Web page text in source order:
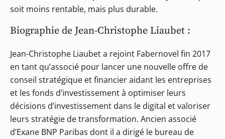
soit moins rentable, mais plus durable.
Biographie de Jean-Christophe Liaubet :
Jean-Christophe Liaubet a rejoint Fabernovel fin 2017
en tant qu’associé pour lancer une nouvelle offre de
conseil stratégique et financier aidant les entreprises
et les fonds d’investissement à optimiser leurs
décisions d’investissement dans le digital et valoriser
leurs stratégie de transformation. Ancien associé
d’Exane BNP Paribas dont il a dirigé le bureau de